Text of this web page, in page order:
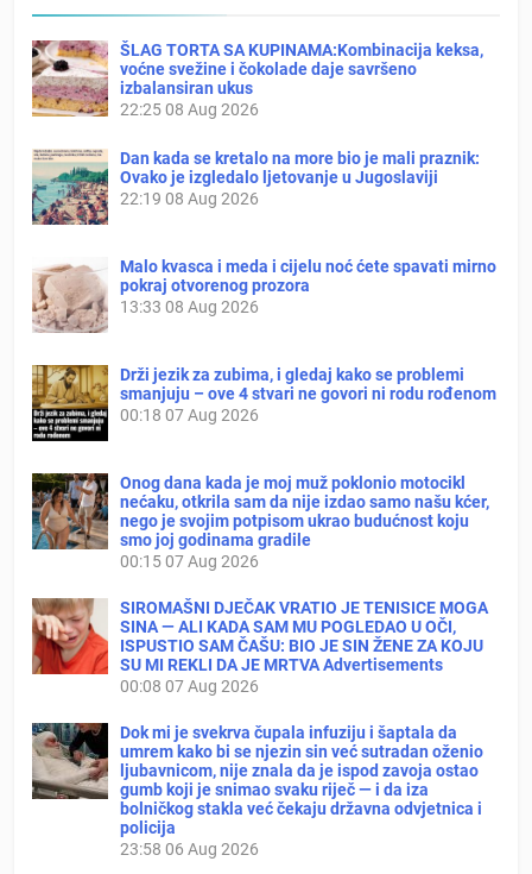
ŠLAG TORTA SA KUPINAMA:Kombinacija keksa,
voćne svežine i čokolade daje savršeno
izbalansiran ukus
22:2508 Aug 2026
Dan kada se kretalo na more bio je mali praznik:
Ovako je izgledalo ljetovanje u Jugoslaviji
22:19 08 Aug 2026
Malo kvasca i meda i cijelu noć ćete spavati mirno
pokraj otvorenog prozora
13:33 08 Aug 2026
Drži jezik za zubima, i gledaj kako se problemi
smanjuju – ove 4 stvari ne govori ni rodu rođenom
00:18 07 Aug 2026
Onog dana kada je moj muž poklonio motocikl
nećaku, otkrila sam da nije izdao samo našu kćer,
nego je svojim potpisom ukrao budućnost koju
smo joj godinama gradile
00:1507 Aug 2026
SIROMAŠNI DJEČAK VRATIO JE TENISICE MOGA
SINA — ALI KADA SAM MU POGLEDAO U OČI,
ISPUSTIO SAM ČAŠU: BIO JE SIN ŽENE ZA KOJU
SU MI REKLI DA JE MRTVA Advertisements
00:08 07 Aug 2026
Dok mi je svekrva čupala infuziju i šaptala da
umrem kako bi se njezin sin već sutradan oženio
ljubavnicom, nije znala da je ispod zavoja ostao
gumb koji je snimao svaku riječ — i da iza
bolničkog stakla već čekaju državna odvjetnica i
policija
23:58 06 Aug 2026